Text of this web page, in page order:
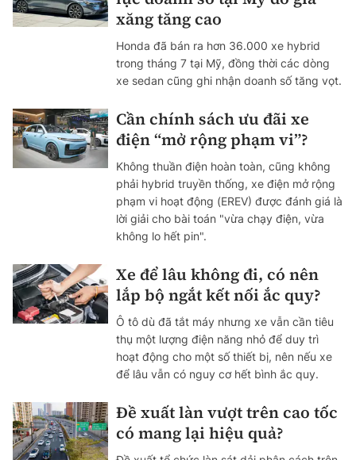
xăng tăng cao
Honda đã bán ra hơn 36.000 xe hybrid
trong tháng 7 tại Mỹ, đồng thời các dòng
xe sedan cũng ghi nhận doanh số tăng vọt.
Cần chính sách ưu đãi xe
điện “mở rộng phạm vi”?
Không thuần điện hoàn toàn, cũng không
phải hybrid truyền thống, xe điện mở rộng
phạm vi hoạt động (EREV) được đánh giá là
lời giải cho bài toán "vừa chạy điện, vừa
không lo hết pin".
Xe để lâu không đi, có nên
lắp bộ ngắt kết nối ắc quy?
Ô tô dù đã tắt máy nhưng xe vẫn cần tiêu
thụ một lượng điện năng nhỏ để duy trì
hoạt động cho một số thiết bị, nên nếu xe
để lâu vẫn có nguy cơ hết bình ắc quy.
Đề xuất làn vượt trên cao tốc
có mang lại hiệu quả?